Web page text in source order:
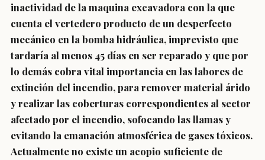
inactividad de la maquina excavadora con la que
cuenta el vertedero producto de un desperfecto
mecánico en la bomba hidráulica, imprevisto que
tardaría al menos 45 días en ser reparado y que por
lo demás cobra vital importancia en las labores de
extinción del incendio, para remover material árido
y realizar las coberturas correspondientes al sector
afectado por el incendio, sofocando las llamas y
evitando la emanación atmosférica de gases tóxicos.
Actualmente no existe un acopio suficiente de